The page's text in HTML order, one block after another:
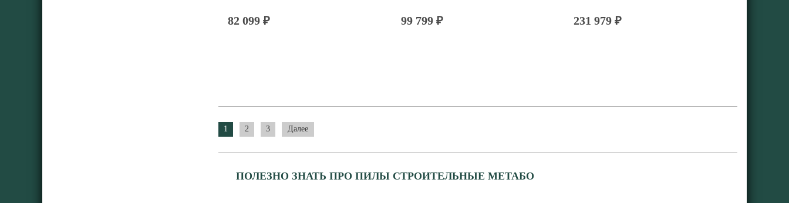
82 099 ₽ 99 799 ₽ 231 979 ₽
1 2 3 Далее
ПОЛЕЗНО ЗНАТЬ ПРО ПИЛЫ СТРОИТЕЛЬНЫЕ МЕТАБО